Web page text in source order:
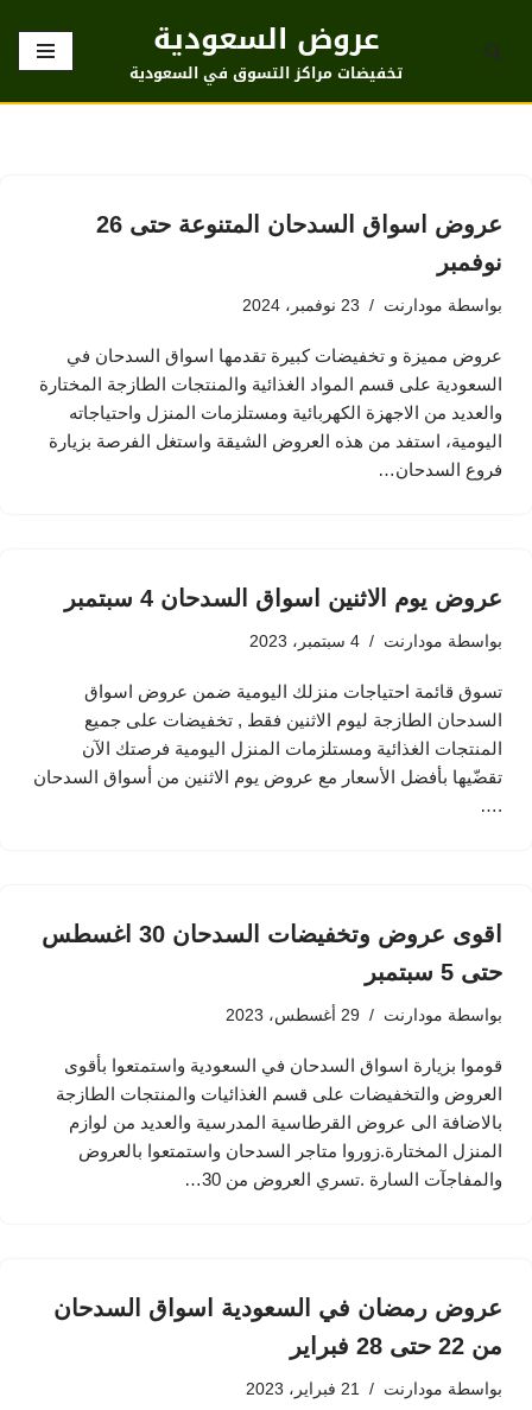
تخطى
عروض السعودية
تخفيضات مراكز التسوق في السعودية
عروض اسواق السدحان المتنوعة حتى 26
نوفمبر
بواسطة مودارنت 23 نوفمبر، 2024
عروض مميزة و تخفيضات كبيرة تقدمها اسواق السدحان في
السعودية على قسم المواد الغذائية والمنتجات الطازجة المختارة
والعديد من الاجهزة الكهربائية ومستلزمات المنزل واحتياجاته
اليومية، استفد من هذه العروض الشيقة واستغل الفرصة بزيارة
فروع السدحان…
عروض يوم الاثنين اسواق السدحان 4 سبتمبر
بواسطة مودارنت 4 سبتمبر، 2023
تسوق قائمة احتياجات منزلك اليومية ضمن عروض اسواق
السدحان الطازجة ليوم الاثنين فقط , تخفيضات على جميع
المنتجات الغذائية ومستلزمات المنزل اليومية فرصتك الآن
تقضّيها بأفضل الأسعار مع عروض يوم الاثنين من أسواق السدحان
.…
اقوى عروض وتخفيضات السدحان 30 اغسطس
حتى 5 سبتمبر
بواسطة مودارنت 29 أغسطس، 2023
قوموا بزيارة اسواق السدحان في السعودية واستمتعوا بأقوى
العروض والتخفيضات على قسم الغذائيات والمنتجات الطازجة
بالاضافة الى عروض القرطاسية المدرسية والعديد من لوازم
المنزل المختارة.زوروا متاجر السدحان واستمتعوا بالعروض
والمفاجآت السارة .تسري العروض من 30…
عروض رمضان في السعودية اسواق السدحان
من 22 حتى 28 فبراير
بواسطة مودارنت 21 فبراير، 2023